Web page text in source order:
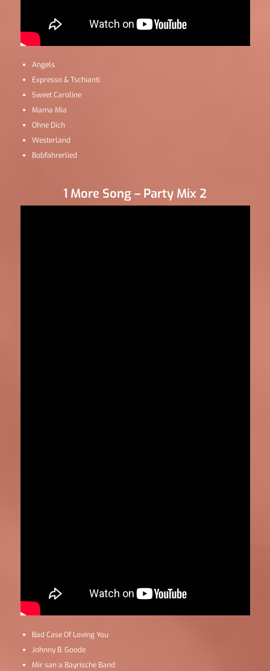
Angels
Expresso & Tschianti
Sweet Caroline
Mama Mia
Ohne Dich
Westerland
Bobfahrerlied
1 More Song – Party Mix 2
Bad Case Of Loving You
Johnny B. Goode
Mir san a Bayrische Band